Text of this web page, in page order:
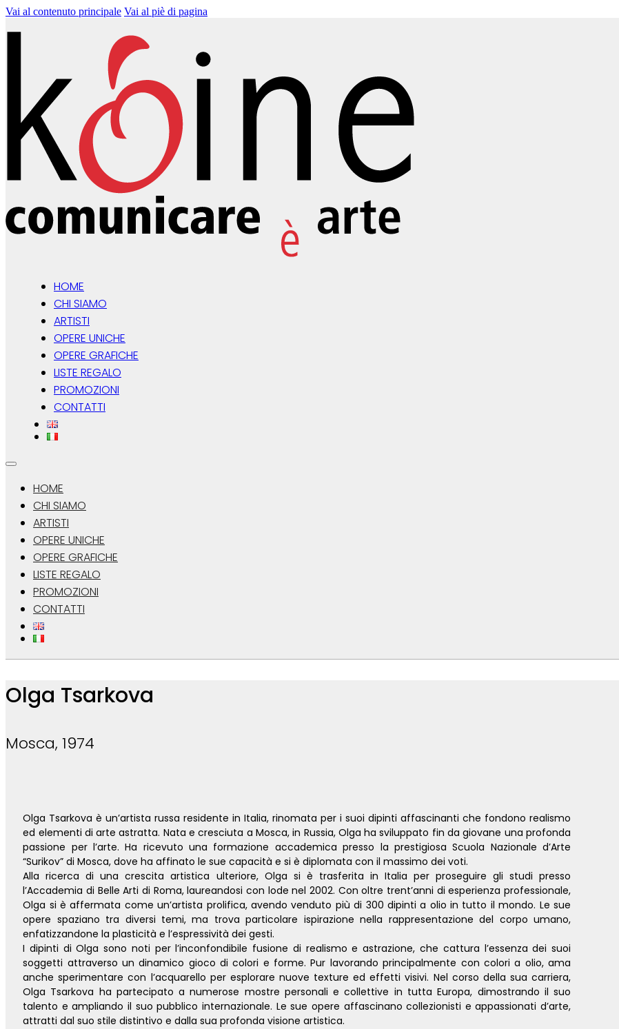
Vai al contenuto principale Vai al piè di pagina
HOME
CHI SIAMO
ARTISTI
OPERE UNICHE
OPERE GRAFICHE
LISTE REGALO
PROMOZIONI
CONTATTI
HOME
CHI SIAMO
ARTISTI
OPERE UNICHE
OPERE GRAFICHE
LISTE REGALO
PROMOZIONI
CONTATTI
Olga Tsarkova
Mosca, 1974
Olga Tsarkova è un’artista russa residente in Italia, rinomata per i suoi dipinti affascinanti che fondono realismo
ed elementi di arte astratta. Nata e cresciuta a Mosca, in Russia, Olga ha sviluppato fin da giovane una profonda
passione per l’arte. Ha ricevuto una formazione accademica presso la prestigiosa Scuola Nazionale d’Arte
“Surikov” di Mosca, dove ha affinato le sue capacità e si è diplomata con il massimo dei voti.
Alla ricerca di una crescita artistica ulteriore, Olga si è trasferita in Italia per proseguire gli studi presso
l’Accademia di Belle Arti di Roma, laureandosi con lode nel 2002. Con oltre trent’anni di esperienza professionale,
Olga si è affermata come un’artista prolifica, avendo venduto più di 300 dipinti a olio in tutto il mondo. Le sue
opere spaziano tra diversi temi, ma trova particolare ispirazione nella rappresentazione del corpo umano,
enfatizzandone la plasticità e l’espressività dei gesti.
I dipinti di Olga sono noti per l’inconfondibile fusione di realismo e astrazione, che cattura l’essenza dei suoi
soggetti attraverso un dinamico gioco di colori e forme. Pur lavorando principalmente con colori a olio, ama
anche sperimentare con l’acquarello per esplorare nuove texture ed effetti visivi. Nel corso della sua carriera,
Olga Tsarkova ha partecipato a numerose mostre personali e collettive in tutta Europa, dimostrando il suo
talento e ampliando il suo pubblico internazionale. Le sue opere affascinano collezionisti e appassionati d’arte,
attratti dal suo stile distintivo e dalla sua profonda visione artistica.